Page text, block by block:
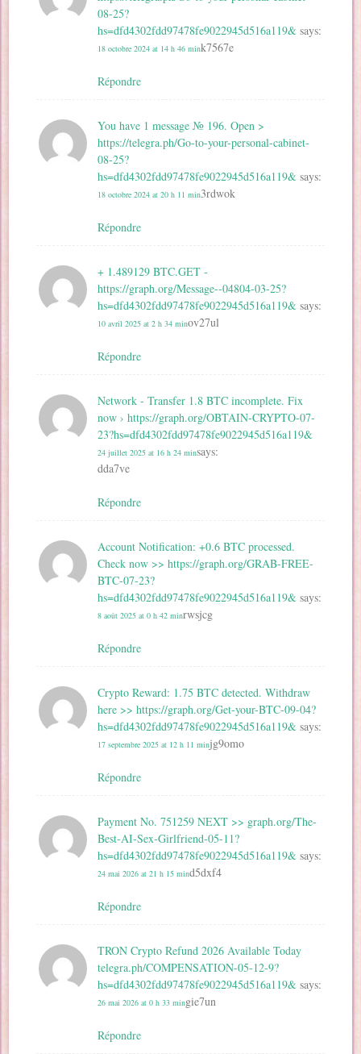
08-25?
hs=dfd4302fdd97478fe9022945d516a119& says:
18 octobre 2024 at 14 h 46 mink7567e
Répondre
You have 1 message № 196. Open >
https://telegra.ph/Go-to-your-personal-cabinet-
08-25?
hs=dfd4302fdd97478fe9022945d516a119& says:
18 octobre 2024 at 20 h 11 min3rdwok
Répondre
+ 1.489129 BTC.GET -
https://graph.org/Message--04804-03-25?
hs=dfd4302fdd97478fe9022945d516a119& says:
10 avril 2025 at 2 h 34 minov27ul
Répondre
Network - Transfer 1.8 BTC incomplete. Fix
now › https://graph.org/OBTAIN-CRYPTO-07-
23?hs=dfd4302fdd97478fe9022945d516a119&
says:
24 juillet 2025 at 16 h 24 min
dda7ve
Répondre
Account Notification: +0.6 BTC processed.
Check now >> https://graph.org/GRAB-FREE-
BTC-07-23?
hs=dfd4302fdd97478fe9022945d516a119& says:
8 août 2025 at 0 h 42 minrwsjcg
Répondre
Crypto Reward: 1.75 BTC detected. Withdraw
here >> https://graph.org/Get-your-BTC-09-04?
hs=dfd4302fdd97478fe9022945d516a119& says:
17 septembre 2025 at 12 h 11 minjg9omo
Répondre
Payment No. 751259 NEXT >> graph.org/The-
Best-AI-Sex-Girlfriend-05-11?
hs=dfd4302fdd97478fe9022945d516a119& says:
24 mai 2026 at 21 h 15 mind5dxf4
Répondre
TRON Crypto Refund 2026 Available Today
telegra.ph/COMPENSATION-05-12-9?
hs=dfd4302fdd97478fe9022945d516a119& says:
26 mai 2026 at 0 h 33 mingie7un
Répondre